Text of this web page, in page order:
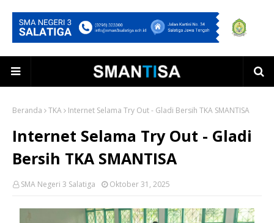
Beranda TKA Internet Selama Try Out - Gladi Bersih TKA SMANTISA
Internet Selama Try Out - Gladi
Bersih TKA SMANTISA
SMA Negeri 3 Salatiga Oktober 31, 2025